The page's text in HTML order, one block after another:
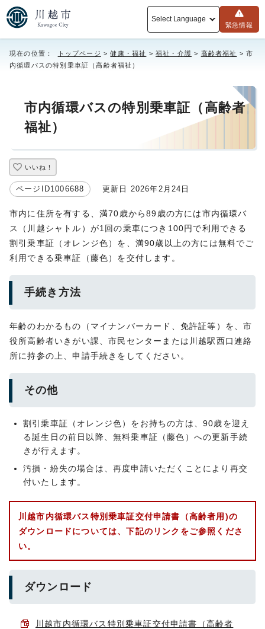
Select Language
緊急情報
現在の位置： トップページ >健康・福祉 >福祉・介護 > 高齢者福祉 > 市
内循環バスの特別乗車証（高齢者福祉）
市内循環バスの特別乗車証（高齢者
福祉）
いいね！
ページID1006688 更新日 2026年2月24日
市内に住所を有する、満70歳から89歳の方には市内循環バ
ス（川越シャトル）が1回の乗車につき100円で利用できる
割引乗車証（オレンジ色）を、満90歳以上の方には無料でご
利用できる乗車証（藤色）を交付します。
手続き方法
年齢のわかるもの（マイナンバーカード、免許証等）を、市
役所高齢者いきがい課、市民センターまたは川越駅西口連絡
所に持参の上、申請手続きをしてください。
その他
割引乗車証（オレンジ色）をお持ちの方は、90歳を迎え
る誕生日の前日以降、無料乗車証（藤色）への更新手続
きが行えます。
汚損・紛失の場合は、再度申請いただくことにより再交
付いたします。
川越市内循環バス特別乗車証交付申請書（高齢者用)の
ダウンロードについては、下記のリンクをご参照くださ
い。
ダウンロード
川越市内循環バス特別乗車証交付申請書（高齢者